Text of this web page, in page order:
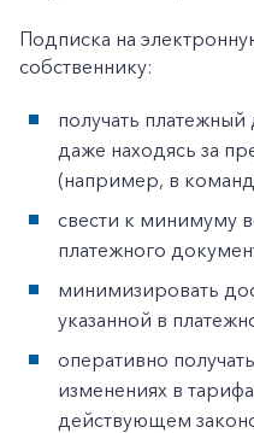
Подписка на
собственнику:
получать
даже находясь за
(например, в
свести к минимуму
платежного
минимизировать
указанной в
оперативно
изменениях в
действующем